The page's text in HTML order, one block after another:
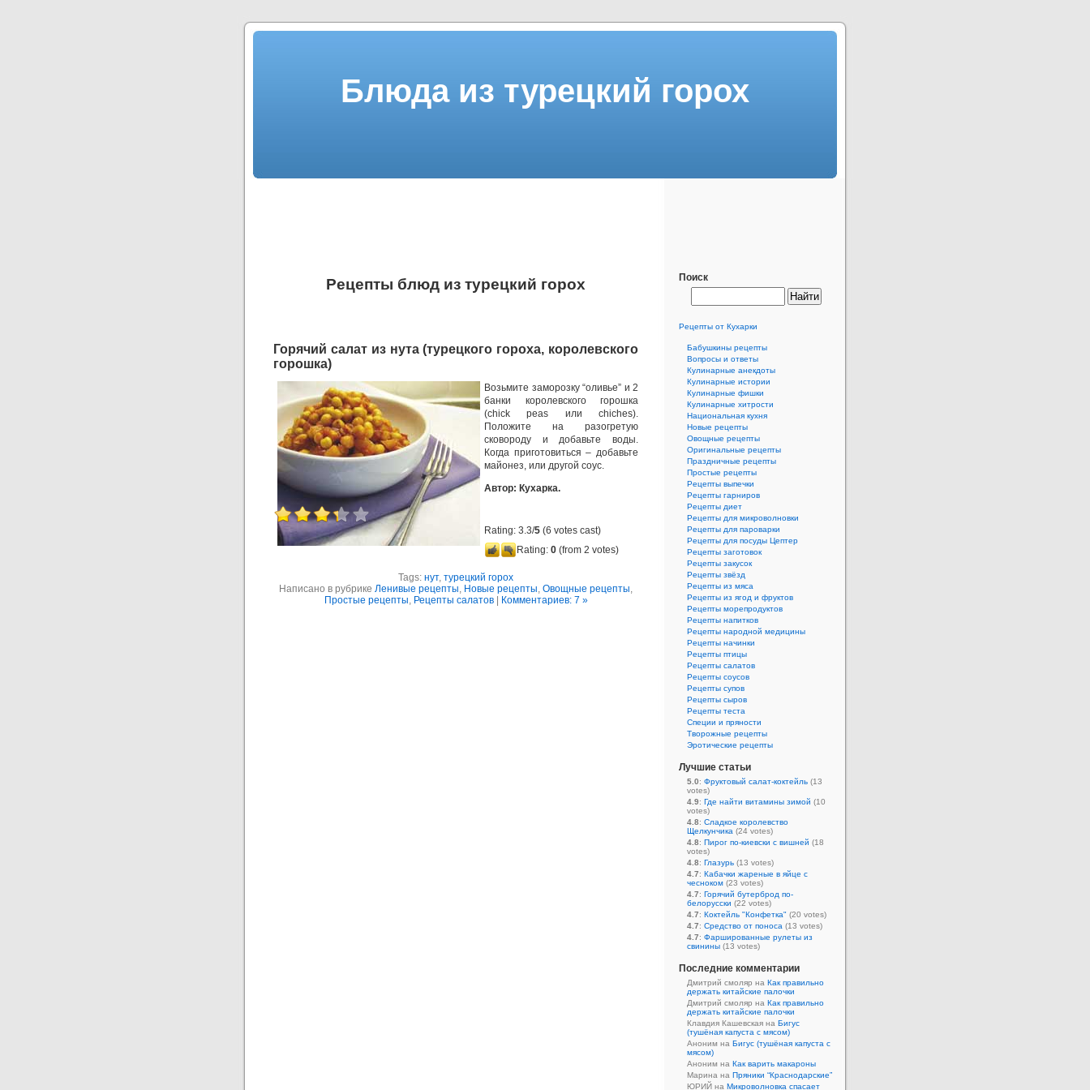
Блюда из турецкий горох
Рецепты блюд из турецкий горох
Горячий салат из нута (турецкого гороха, королевского
горошка)
Возьмите заморозку “оливье” и 2
банки королевского горошка
(chick peas или chiches).
Положите на разогретую
сковороду и добавьте воды.
Когда приготовиться – добавьте
майонез, или другой соус.
Автор: Кухарка.
Rating: 3.3/5 (6 votes cast)
Rating: 0 (from 2 votes)
Tags: нут, турецкий горох
Написано в рубрике Ленивые рецепты, Новые рецепты, Овощные рецепты,
Простые рецепты, Рецепты салатов| Комментариев: 7 »
Поиск
Рецепты от Кухарки
Бабушкины рецепты
Вопросы и ответы
Кулинарные анекдоты
Кулинарные истории
Кулинарные фишки
Кулинарные хитрости
Национальная кухня
Новые рецепты
Овощные рецепты
Оригинальные рецепты
Праздничные рецепты
Простые рецепты
Рецепты выпечки
Рецепты гарниров
Рецепты диет
Рецепты для микроволновки
Рецепты для пароварки
Рецепты для посуды Цептер
Рецепты заготовок
Рецепты закусок
Рецепты звёзд
Рецепты из мяса
Рецепты из ягод и фруктов
Рецепты морепродуктов
Рецепты напитков
Рецепты народной медицины
Рецепты начинки
Рецепты птицы
Рецепты салатов
Рецепты соусов
Рецепты супов
Рецепты сыров
Рецепты теста
Специи и пряности
Творожные рецепты
Эротические рецепты
Лучшие статьи
5.0: Фруктовый салат-коктейль (13
votes)
4.9: Где найти витамины зимой (10
votes)
4.8: Сладкое королевство
Щелкунчика (24 votes)
4.8: Пирог по-киевски с вишней (18
votes)
4.8: Глазурь (13 votes)
4.7: Кабачки жареные в яйце с
чесноком (23 votes)
4.7: Горячий бутерброд по-
белорусски (22 votes)
4.7: Коктейль "Конфетка" (20 votes)
4.7: Средство от поноса (13 votes)
4.7: Фаршированные рулеты из
свинины (13 votes)
Последние комментарии
Дмитрий смоляр на Как правильно
держать китайские палочки
Дмитрий смоляр на Как правильно
держать китайские палочки
Клавдия Кашевская на Бигус
(тушёная капуста с мясом)
Аноним на Бигус (тушёная капуста с
мясом)
Аноним на Как варить макароны
Марина на Пряники “Краснодарские”
ЮРИЙ на Микроволновка спасает